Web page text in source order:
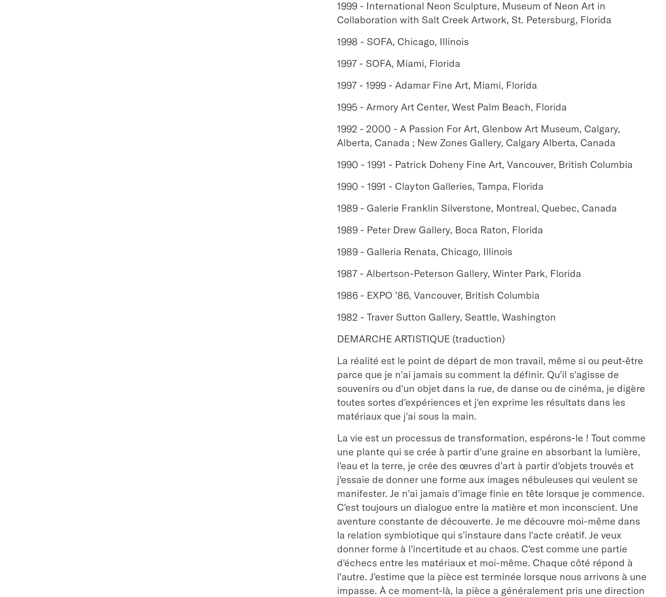
1999 - International Neon Sculpture, Museum of Neon Art in
Collaboration with Salt Creek Artwork, St. Petersburg, Florida
1998 - SOFA, Chicago, Illinois
1997 - SOFA, Miami, Florida
1997 - 1999 - Adamar Fine Art, Miami, Florida
1995 - Armory Art Center, West Palm Beach, Florida
1992 - 2000 - A Passion For Art, Glenbow Art Museum, Calgary,
Alberta, Canada ; New Zones Gallery, Calgary Alberta, Canada
1990 - 1991 - Patrick Doheny Fine Art, Vancouver, British Columbia
1990 - 1991 - Clayton Galleries, Tampa, Florida
1989 - Galerie Franklin Silverstone, Montreal, Quebec, Canada
1989 - Peter Drew Gallery, Boca Raton, Florida
1989 - Galleria Renata, Chicago, Illinois
1987 - Albertson-Peterson Gallery, Winter Park, Florida
1986 - EXPO ’86, Vancouver, British Columbia
1982 - Traver Sutton Gallery, Seattle, Washington
DEMARCHE ARTISTIQUE (traduction)
La réalité est le point de départ de mon travail, même si ou peut-être
parce que je n'ai jamais su comment la définir. Qu'il s'agisse de
souvenirs ou d'un objet dans la rue, de danse ou de cinéma, je digère
toutes sortes d'expériences et j'en exprime les résultats dans les
matériaux que j'ai sous la main.
La vie est un processus de transformation, espérons-le ! Tout comme
une plante qui se crée à partir d'une graine en absorbant la lumière,
l'eau et la terre, je crée des œuvres d'art à partir d'objets trouvés et
j'essaie de donner une forme aux images nébuleuses qui veulent se
manifester. Je n'ai jamais d'image finie en tête lorsque je commence.
C'est toujours un dialogue entre la matière et mon inconscient. Une
aventure constante de découverte. Je me découvre moi-même dans
la relation symbiotique qui s'instaure dans l'acte créatif. Je veux
donner forme à l'incertitude et au chaos. C'est comme une partie
d'échecs entre les matériaux et moi-même. Chaque côté répond à
l'autre. J'estime que la pièce est terminée lorsque nous arrivons à une
impasse. À ce moment-là, la pièce a généralement pris une direction